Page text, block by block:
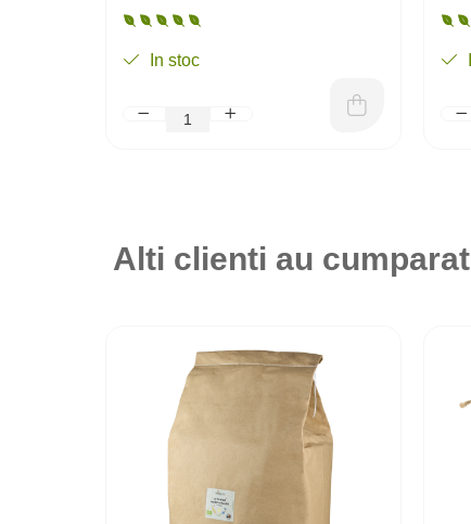
In stoc
Alti clienti au cumparat